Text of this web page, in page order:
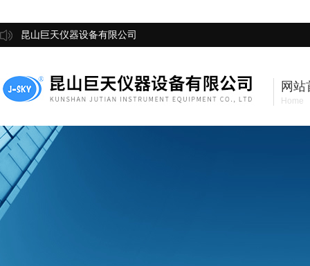
昆山巨天仪器设备有限公司
网站
Home